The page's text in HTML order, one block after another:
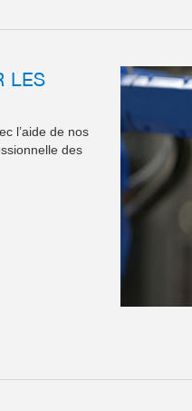
LES
l’aide de nos
des